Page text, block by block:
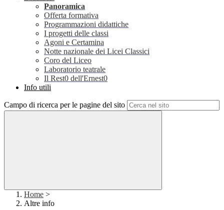
Panoramica
Offerta formativa
Programmazioni didattiche
I progetti delle classi
Agoni e Certamina
Notte nazionale dei Licei Classici
Coro del Liceo
Laboratorio teatrale
Il Rest0 dell'Ernest0
Info utili
Campo di ricerca per le pagine del sito
Home >
Altre info